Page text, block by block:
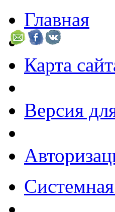
Главная
Карта
Версия